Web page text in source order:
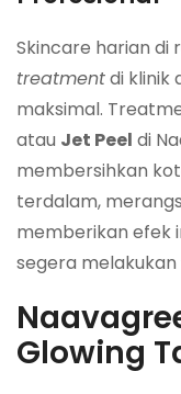
Skincare harian di
treatmentdi klinik
maksimal.
atau Jet Peel di
membersihkan
terdalam,
memberikan efek
segera melakukan
Glowing